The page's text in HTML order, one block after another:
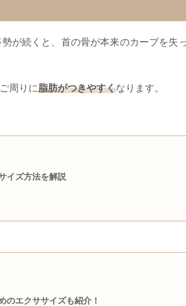
が続くと、首の骨が本来のカーブを失
周りに脂肪がつきやすくなります。
イズ方法を解説
のエクササイズも紹介！